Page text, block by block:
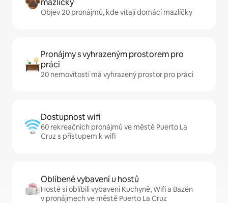
mazlíčky
Objev 20 pronájmů, kde vítají domácí mazlíčky
Pronájmy s vyhrazeným prostorem pro
práci
20 nemovitostí má vyhrazený prostor pro práci
Dostupnost wifi
60 rekreačních pronájmů ve městě Puerto La
Cruz s přístupem k wifi
Oblíbené vybavení u hostů
Hosté si oblíbili vybavení Kuchyně, Wifi a Bazén
v pronájmech ve městě Puerto La Cruz